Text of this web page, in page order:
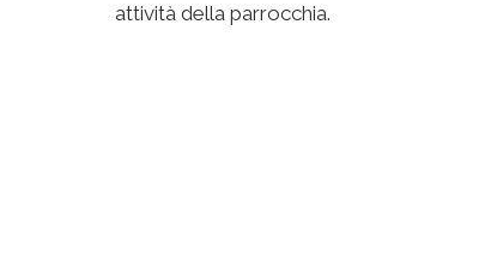
attività della parrocchia.